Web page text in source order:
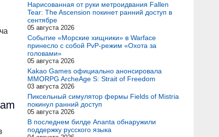
Нарисованная от руки метроидвания Fallen
Tear: The Ascension покинет ранний доступ в
сентябре
05 августа 2026
Событие «Морские хищники» в Warface
принесло с собой PvP-режим «Охота за
головами»
05 августа 2026
Kakao Games официально анонсировала
MMORPG ArcheAge S: Strait of Freedom
03 августа 2026
Пиксельный симулятор фермы Fields of Mistria
покинул ранний доступ
05 августа 2026
В последнем билде Ananta обнаружили
поддержку русского языка